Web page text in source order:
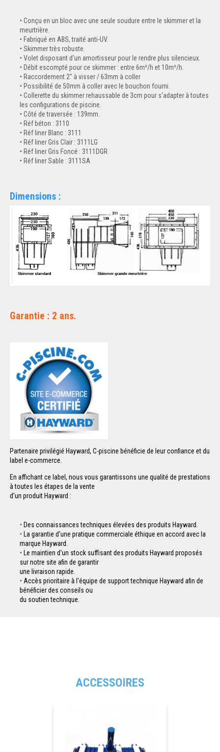
Conçu en un bloc avec une seule soudure entre le skimmer et la
meurtrière.
Fabriqué en ABS, traité anti-UV.
Skimmer très robuste.
Volet disposant d'un amortisseur pour le rendre plus silencieux.
Débit escompté pour ce skimmer : entre 6m³/h et 10m³/h.
Raccordement 2" à visser / 63mm à coller
Possibilité de 50mm à coller avec le bouchon fourni.
Collerette du skimmer rehaussable de 3cm pour s'adapter à toutes
les configurations de piscine.
Côté de traversée : 139mm.
Réf béton : 3110
Réf liner Blanc : 3111
Réf liner Gris Clair : 3111LG
Réf liner Gris Foncé : 3111DGR
Réf liner Sable : 3111SA
Dimensions :
Garantie : 2 ans.
Partenaire privilégié Hayward, C-piscine bénéficie de leur confiance et du
label e-commerce.
En affichant ce label, nous vous garantissons une qualité de prestations
à toutes les étapes de la vente
d'un produit Hayward :
Des connaissances techniques élevées des produits Hayward.
La garantie d'une pratique commerciale éthique en accord avec la
marque Hayward.
Le maintien d'un stock suffisant des produits Hayward proposés
sur notre site afin de garantir
une livraison rapide.
Accès prioritaire à l'équipe de support technique Hayward afin de
bénéficier des conseils ou
du soutien technique.
ACCESSOIRES